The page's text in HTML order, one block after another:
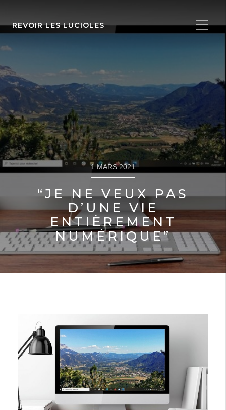
REVOIR LES LUCIOLES
1 MARS 2021
“JE NE VEUX PAS
D’UNE VIE
ENTIÈREMENT
NUMÉRIQUE”